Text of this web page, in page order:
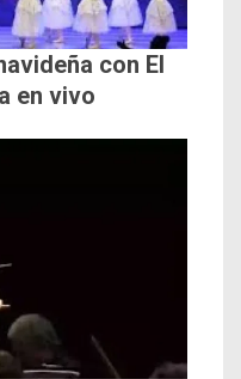
con El
en vivo